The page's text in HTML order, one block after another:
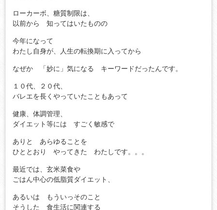
ローカーボ、糖質制限は、
以前から 知ってはいたものの
今年になって
わたし自身が、人生の転換期に入ってから
なぜか 「妙に」気になる キーワードだったんです。
１０代、２０代、
バレエを長くやっていたこともあって
健康、体調管理、
ダイエット等には すごく敏感で
ありと あらゆることを
ひととおり やってきた わたしです。。。
最近では、玄米菜食や
ごはん中心の低脂質ダイエット、
あるいは もういっそのこと
そうした 食生活に関連する